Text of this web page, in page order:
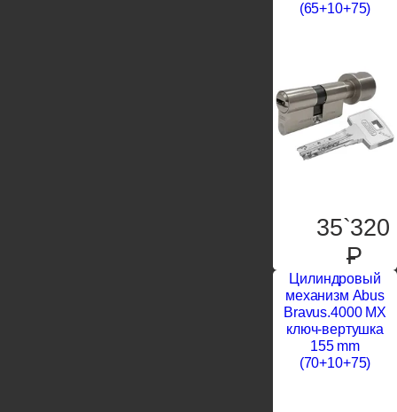
(65+10+75)
35`320
P
Цилиндровый
механизм Abus
Bravus.4000 MX
ключ-вертушка
155 mm
(70+10+75)